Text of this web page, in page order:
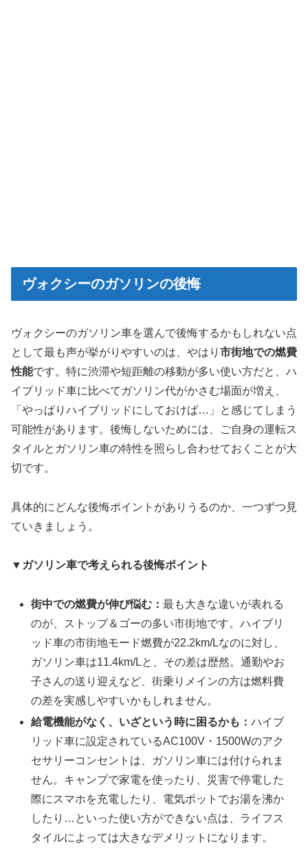
ヴォクシーのガソリンの後悔
ヴォクシーのガソリン車を選んで後悔するかもしれない点
として最も声が挙がりやすいのは、やはり 市街地での燃費
性能です。特に渋滞や短距離の移動が多い使い方だと、ハ
イブリッド車に比べてガソリン代がかさむ場面が増え、
「やっぱりハイブリッドにしておけば…」と感じてしまう
可能性があります。後悔しないためには、ご自身の運転ス
タイルとガソリン車の特性を照らし合わせておくことが大
切です。
具体的にどんな後悔ポイントがありうるのか、一つずつ見
ていきましょう。
▼ ガソリン車で考えられる後悔ポイント
街中での燃費が伸び悩む：最も大きな違いが表れる
のが、ストップ＆ゴーの多い市街地です。ハイブリ
ッド車の市街地モード燃費が22.2km/Lなのに対し、
ガソリン車は11.4km/Lと、その差は歴然。通勤やお
子さんの送り迎えなど、街乗りメインの方は燃料費
の差を実感しやすいかもしれません。
給電機能がなく、いざという時に困るかも：ハイブ
リッド車に設定されているAC100V・1500Wのアク
セサリーコンセントは、ガソリン車には付けられま
せん。キャンプで家電を使ったり、災害で停電した
際にスマホを充電したり、電気ポットでお湯を沸か
したり…といった使い方ができない点は、ライフス
タイルによっては大きなデメリットになります。